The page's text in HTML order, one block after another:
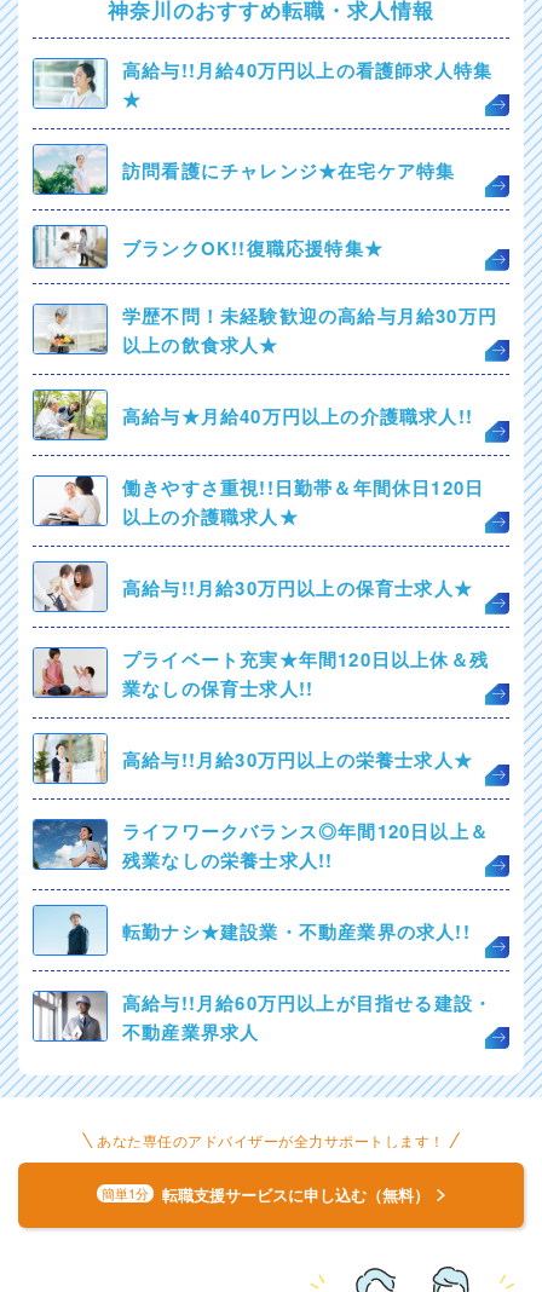
神奈川のおすすめ転職・求人情報
高給与!!月給40万円以上の看護師求人特集
★
訪問看護にチャレンジ★在宅ケア特集
ブランクOK!!復職応援特集★
学歴不問！未経験歓迎の高給与月給30万円
以上の飲食求人★
高給与★月給40万円以上の介護職求人!!
働きやすさ重視!!日勤帯＆年間休日120日
以上の介護職求人★
高給与!!月給30万円以上の保育士求人★
プライベート充実★年間120日以上休＆残
業なしの保育士求人!!
高給与!!月給30万円以上の栄養士求人★
ライフワークバランス◎年間120日以上＆
残業なしの栄養士求人!!
転勤ナシ★建設業・不動産業界の求人!!
高給与!!月給60万円以上が目指せる建設・
不動産業界求人
あなた専任のアドバイザーが全力サポートします！
簡単1分 転職支援サービスに申し込む（無料）